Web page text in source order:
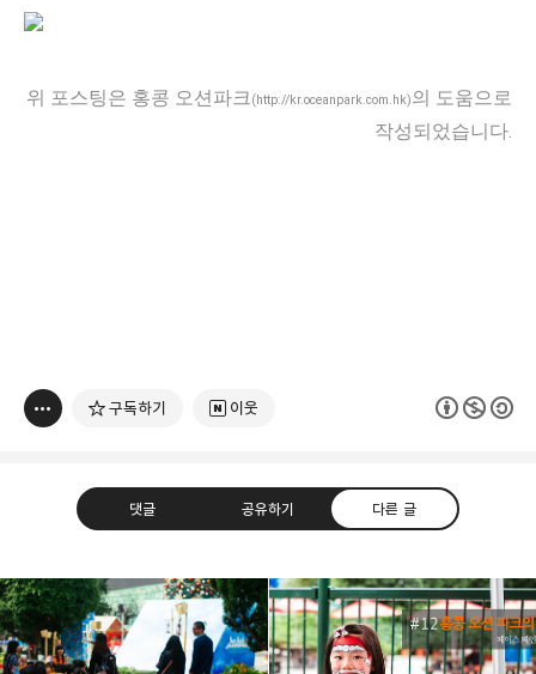
위 포스팅은 홍콩 오션파크 (http://kr.oceanpark.com.hk)의 도움으로
작성되었습니다.
구독하기 이웃
댓글 공유하기 다른 글
빛으로 쓴 편지